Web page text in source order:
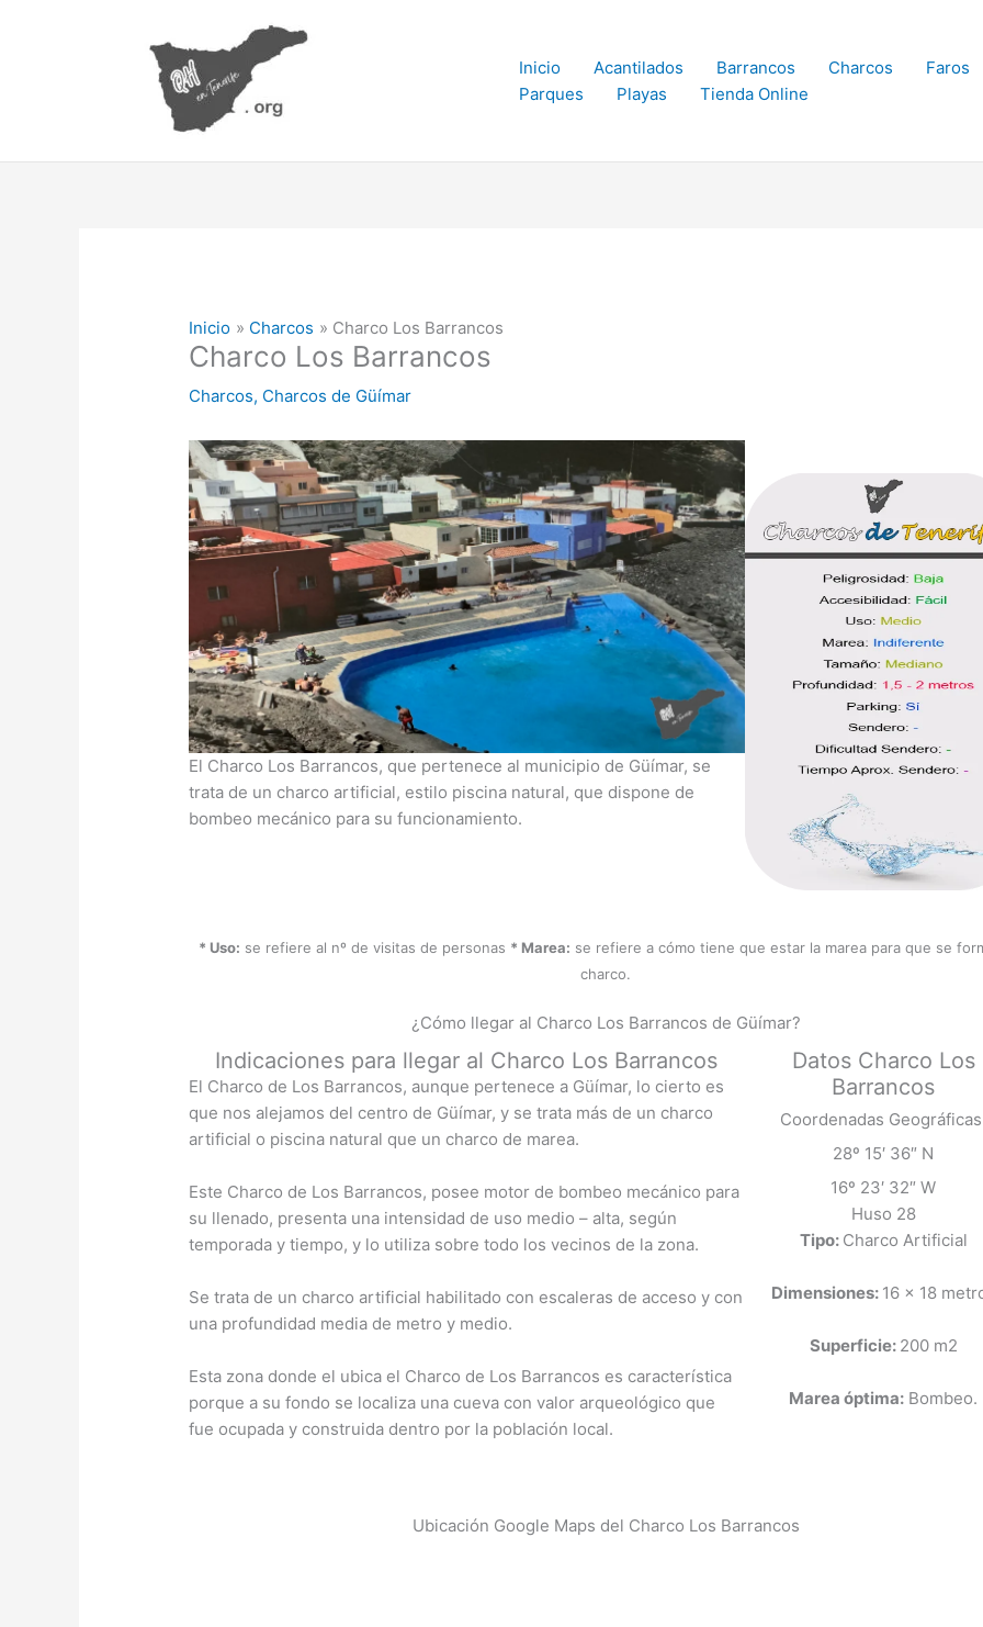
Inicio Acantilados Barrancos Charcos
Faros
Parques
Playas Tienda Online
Inicio Charcos Charco Los Barrancos
Charco Los Barrancos
Charcos, Charcos de Güímar
El Charco Los Barrancos, que pertenece al municipio de Güímar, se
trata de un charco artificial, estilo piscina natural, que dispone de
bombeo mecánico para su funcionamiento.
* Uso: se refiere al nº de visitas de personas * Marea: se refiere a cómo tiene que estar la marea para que se
charco.
¿Cómo llegar al Charco Los Barrancos de Güímar?
Indicaciones para llegar al Charco Los Barrancos
El Charco de Los Barrancos, aunque pertenece a Güímar, lo cierto es
que nos alejamos del centro de Güímar, y se trata más de un charco
artificial o piscina natural que un charco de marea.
Este Charco de Los Barrancos, posee motor de bombeo mecánico para
su llenado, presenta una intensidad de uso medio – alta, según
temporada y tiempo, y lo utiliza sobre todo los vecinos de la zona.
Se trata de un charco artificial habilitado con escaleras de acceso y con
una profundidad media de metro y medio.
Esta zona donde el ubica el Charco de Los Barrancos es característica
porque a su fondo se localiza una cueva con valor arqueológico que
fue ocupada y construida dentro por la población local.
Datos Charco Los
Barrancos
Coordenadas
28º 15′ 36″ N
16º 23′ 32″ W
Huso 28
Tipo: Charco Artificial
Dimensiones: 16 x 18
Superficie: 200 m2
Marea óptima: Bombeo.
Ubicación Google Maps del Charco Los Barrancos